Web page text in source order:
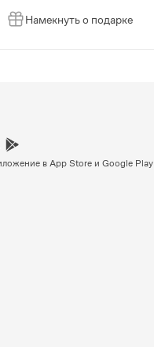
Намекнуть о подарке
в App Store и Google Play